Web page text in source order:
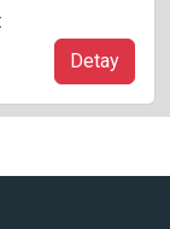
Detay